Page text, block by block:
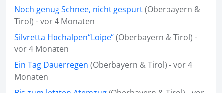
Noch genug Schnee, nicht gespurt(Oberbayern &
Tirol) - vor 4 Monaten
Silvretta Hochalpen“Loipe“(Oberbayern & Tirol) -
vor 4 Monaten
Ein Tag Dauerregen (Oberbayern & Tirol) - vor 4
Monaten